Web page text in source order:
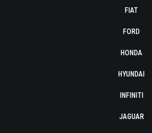
FIAT
FORD
HONDA
HYUNDAI
INFINITI
JAGUAR